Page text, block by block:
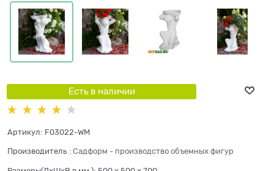
Есть в наличии
Артикул: F03022-WM
Производитель : Садформ - производство объемных фигур